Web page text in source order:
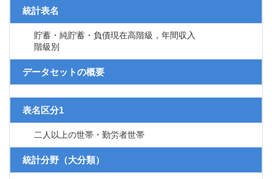
統計表名
貯蓄・純貯蓄・負債現在高階級，年間収入
階級別
データセットの概要
表名区分1
二人以上の世帯・勤労者世帯
統計分野（大分類）